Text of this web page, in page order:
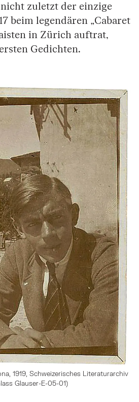
zuletzt der einzige
beim legendären „Cabaret
in Zürich auftrat,
Gedichten.
1919, Schweizerisches Literaturarchiv
Glauser-E-05-01)